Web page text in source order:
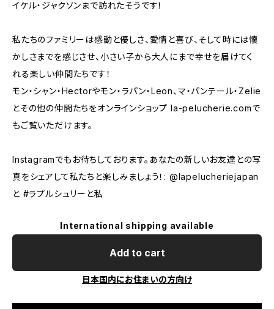
イケル・ジャクソンまで訪れたそうです！
私たちのファミリーは感動と優しさ、愛情と喜び、そして時には懐
かしさまでを感じさせ、小さい子から大人にまで幸せを届けてく
れる楽しい仲間たちです！
モン・シャン・Hectorやモン・ラパン・Leon、マ・パンテール・Zelie
とその他の仲間たちをオンラインショップ la-pelucherie.comで
もご覧いただけます。
Instagramでもお待ちしております。あなたの新しいお友達との写
真をシェアして私たちと楽しみましょう！: @lapelucheriejapan
と #ラプルシュリーと私
International shipping available
Add to cart
日本国内にお住まいの方向け